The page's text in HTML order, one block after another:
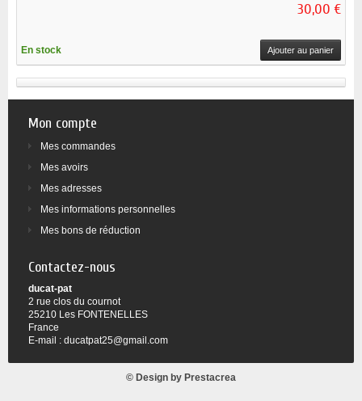
30,00 €
En stock Ajouter au panier
Mon compte
Mes commandes
Mes avoirs
Mes adresses
Mes informations personnelles
Mes bons de réduction
Contactez-nous
ducat-pat
2 rue clos du cournot
25210 Les FONTENELLES
France
E-mail : ducatpat25@gmail.com
© Design by Prestacrea